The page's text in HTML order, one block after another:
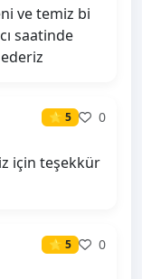
ve temiz bi
saatinde
⭐ 5
0
için teşekkür
⭐ 5
0